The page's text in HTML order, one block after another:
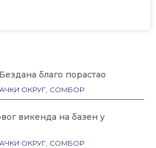
благо порастао
ОКРУГ, СОМБОР
викенда на базен у
ОКРУГ, СОМБОР